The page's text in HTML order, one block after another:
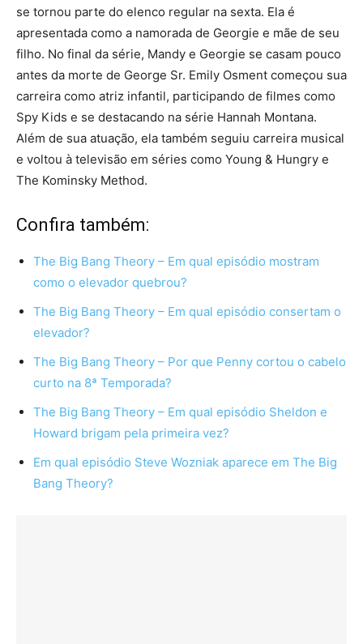
se tornou parte do elenco regular na sexta. Ela é
apresentada como a namorada de Georgie e mãe de seu
filho. No final da série, Mandy e Georgie se casam pouco
antes da morte de George Sr. Emily Osment começou sua
carreira como atriz infantil, participando de filmes como
Spy Kids e se destacando na série Hannah Montana.
Além de sua atuação, ela também seguiu carreira musical
e voltou à televisão em séries como Young & Hungry e
The Kominsky Method.
Confira também:
The Big Bang Theory – Em qual episódio mostram
como o elevador quebrou?
The Big Bang Theory – Em qual episódio consertam o
elevador?
The Big Bang Theory – Por que Penny cortou o cabelo
curto na 8ª Temporada?
The Big Bang Theory – Em qual episódio Sheldon e
Howard brigam pela primeira vez?
Em qual episódio Steve Wozniak aparece em The Big
Bang Theory?